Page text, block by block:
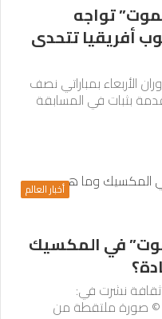
تواجه
أفريقيا تتحدى
الأربعاء بمباراتي نصف
بثبات في المسابقة
أخبار العالم
في المكسيك
ثقافة نشرت في:
16:51 11:21 ثقافة © صورة ملتقطة من